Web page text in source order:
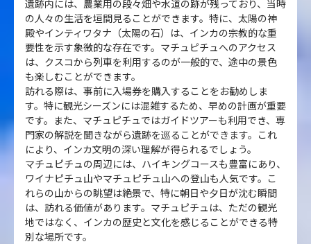
遺跡内には、農業用の段々畑や水道の跡が残っており、当時
の人々の生活を垣間見ることができます。特に、太陽の神
殿やインティワタナ（太陽の石）は、インカの宗教的な重
要性を示す象徴的な存在です。マチュピチュへのアクセス
は、クスコから列車を利用するのが一般的で、途中の景色
も楽しむことができます。
訪れる際は、事前に入場券を購入することをお勧めしま
す。特に観光シーズンには混雑するため、早めの計画が重要
です。また、マチュピチュではガイドツアーも利用でき、専
門家の解説を聞きながら遺跡を巡ることができます。これ
により、インカ文明の深い理解が得られるでしょう。
マチュピチュの周辺には、ハイキングコースも豊富にあり、
ワイナピチュ山やマチュピチュ山への登山も人気です。こ
れらの山からの眺望は絶景で、特に朝日や夕日が沈む瞬間
は、訪れる価値があります。マチュピチュは、ただの観光
地ではなく、インカの歴史と文化を感じることができる特
別な場所です。